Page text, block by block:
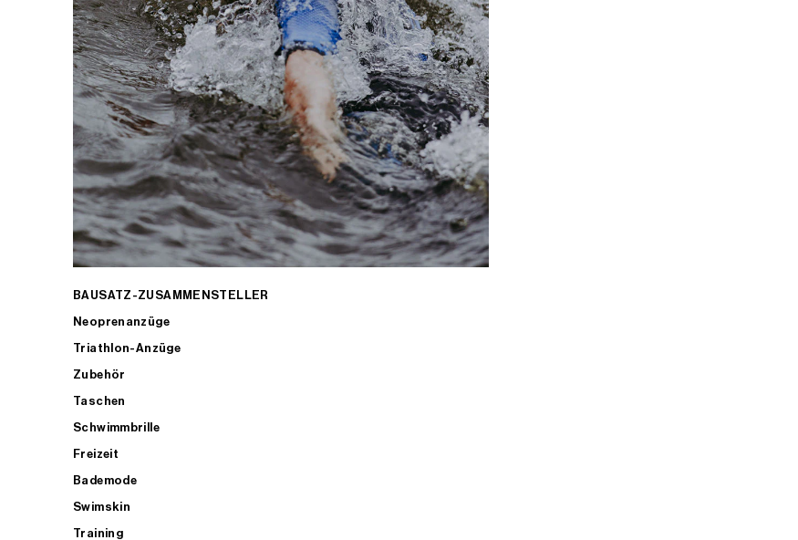
BAUSATZ-ZUSAMMENSTELLER
Neoprenanzüge
Triathlon-Anzüge
Zubehör
Taschen
Schwimmbrille
Freizeit
Bademode
Swimskin
Training